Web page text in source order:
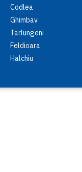
Codlea
Ghimbav
Tarlungeni
Feldioara
Halchiu